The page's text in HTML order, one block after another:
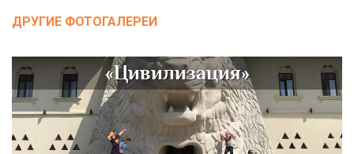
ДРУГИЕ ФОТОГАЛЕРЕИ
«Цивилизация»